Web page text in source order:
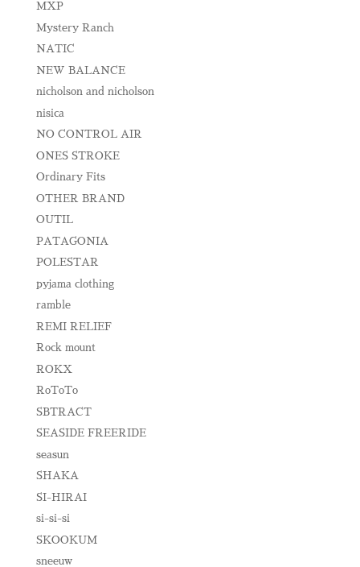
MXP
Mystery Ranch
NATIC
NEW BALANCE
nicholson and nicholson
nisica
NO CONTROL AIR
ONES STROKE
Ordinary Fits
OTHER BRAND
OUTIL
PATAGONIA
POLESTAR
pyjama clothing
ramble
REMI RELIEF
Rock mount
ROKX
RoToTo
SBTRACT
SEASIDE FREERIDE
seasun
SHAKA
SI-HIRAI
si-si-si
SKOOKUM
sneeuw